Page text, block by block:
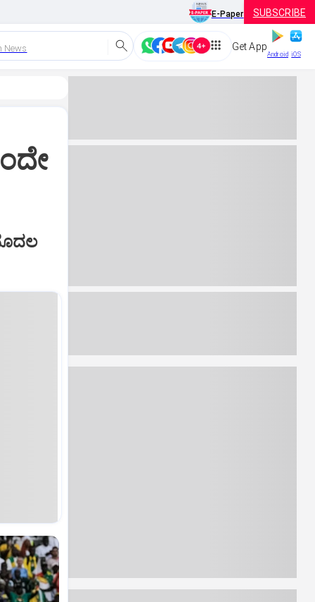
E-Paper SUBSCRIBE
News Get App
Android iOS